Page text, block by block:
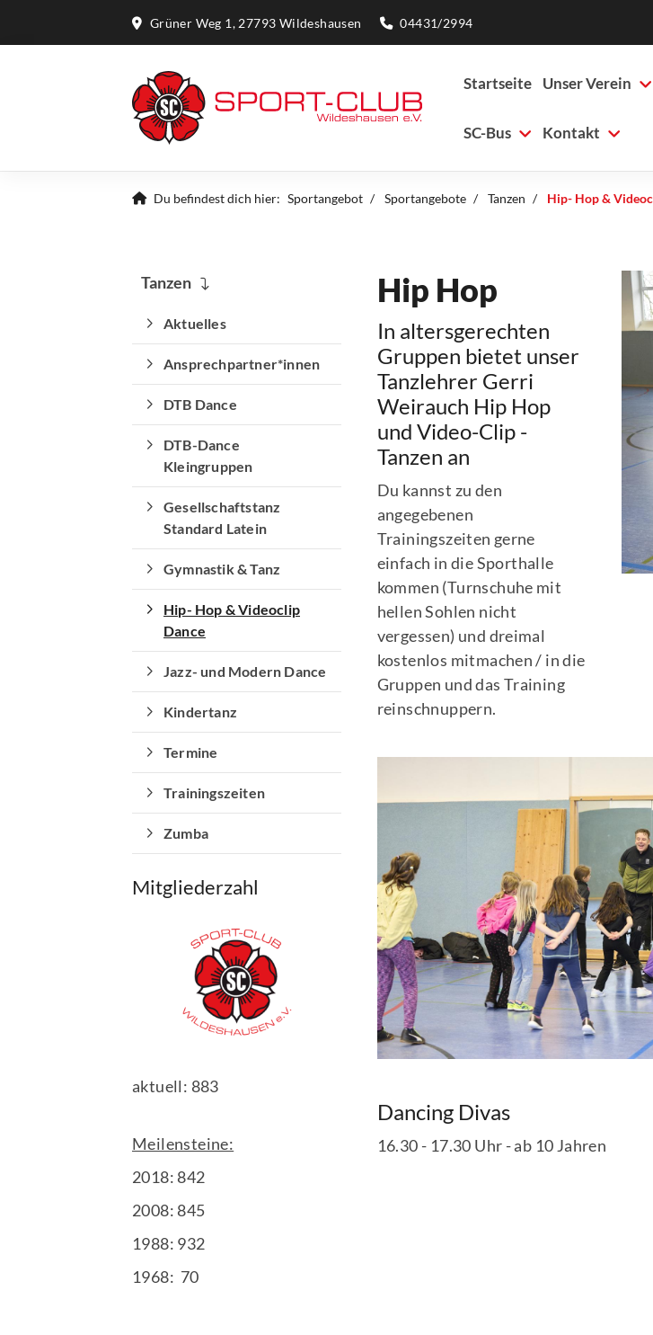
Grüner Weg 1, 27793 Wildeshausen 04431/2994
Startseite Unser Verein
SC-Bus Kontakt
Du befindest dich hier: Sportangebot Sportangebote Tanzen Hip- Hop &
Hip Hop
In altersgerechten
Gruppen bietet unser
Tanzlehrer Gerri
Weirauch Hip Hop
und Video-Clip -
Tanzen an
Du kannst zu den
angegebenen
Trainingszeiten gerne
einfach in die Sporthalle
kommen (Turnschuhe mit
hellen Sohlen nicht
vergessen) und dreimal
kostenlos mitmachen / in die
Gruppen und das Training
reinschnuppern.
Dancing Divas
16.30 - 17.30 Uhr - ab 10 Jahren
Tanzen
Aktuelles
Ansprechpartner*innen
DTB Dance
DTB-Dance
Kleingruppen
Gesellschaftstanz
Standard Latein
Gymnastik & Tanz
Hip- Hop & Videoclip
Dance
Jazz- und Modern Dance
Kindertanz
Termine
Trainingszeiten
Zumba
Mitgliederzahl
aktuell: 883
Meilensteine:
2018: 842
2008: 845
1988: 932
1968: 70
Quicklinks
Sportangebote finden
Sportsuche
Mitglieder-Service
Alles zur Mitgliedschaft
Downloads
Fragen & Antworten